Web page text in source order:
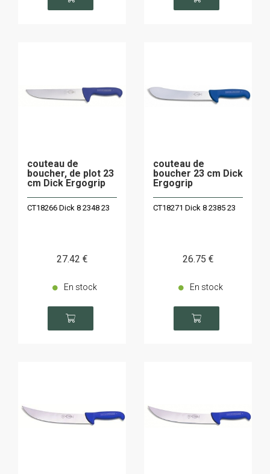
couteau de
boucher, de plot 23
cm Dick Ergogrip
CT18266 Dick 8 2348 23
27.42 €
En stock
couteau de
boucher 23 cm Dick
Ergogrip
CT18271 Dick 8 2385 23
26.75 €
En stock